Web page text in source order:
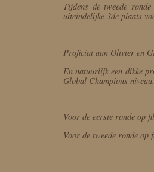
Tijdens de tweede
uiteindelijke 3de plaats
Proficiat aan Olivier en
En natuurlijk een dikke
Global Champions niveau.
Voor de eerste ronde op
Voor de tweede ronde op